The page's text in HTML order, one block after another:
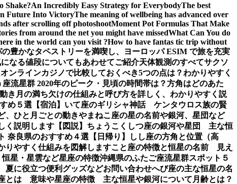
Shake?An Incredibly Easy Strategy for EverybodyThe best
Future Into VictoryThe meaning of wellbeing has advanced over
after scrolling off photoshootMoment Pot Formulas That Make
from around the net you might have missedWhat Can You do
in the world can you visit ?How to have fantas tic trip without
の豊かなタペストリーを満喫し、ヨーロッパ ESIM で旅を充実
なる値段についてもあわせてご紹介天体観測のすべてサクソ
ンラインカジノで比較しておくべき5つの点は？わかりやすく
座流星群 2020年のピーク・見頃の時間帯は？方角はどのあた
き 月の満ち欠けの仕組みと呼び方を詳しく、わかりやすく説
め５選【宿泊】 いて座のギリシャ神話 ケンタウロス族の賢
、ひと月ごとの動きやまねこ座の星の名前や銀河、星団など
説明します【図説】 ちょうこくしつ座の銀河や星団 主な恒
奈良県のおすすめ４選【日帰り】
しし座の方角と位置（高
やすく仕組みを図解しますこと座の特徴と恒星の名前 見え
星・星雲など星座の特徴沖縄県のふたご座流星群スポット５
に役立つ便利グッズなどお問い合わせへび座の主な恒星の名
とは 意味や星座の特徴 主な恒星や銀河について 月齢とは？